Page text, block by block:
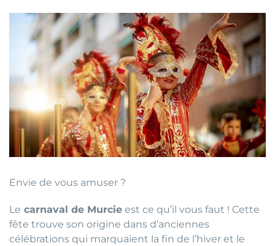
Envie de vous amuser ?
Le carnaval de Murcie est ce qu’il vous faut ! Cette
fête trouve son origine dans d’anciennes
célébrations qui marquaient la fin de l’hiver et le